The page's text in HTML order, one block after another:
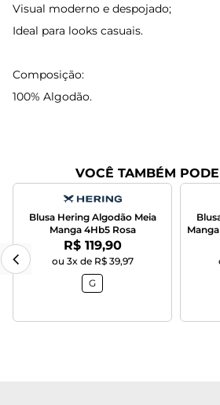
Visual moderno e despojado;
Ideal para looks casuais.
Composição:
100% Algodão.
VOCÊ TAMBÉM PODE
Blusa Hering Algodão Meia
Manga 4Hb5 Rosa
Por:
R$ 119,90
ou 3x de R$ 39,97
G